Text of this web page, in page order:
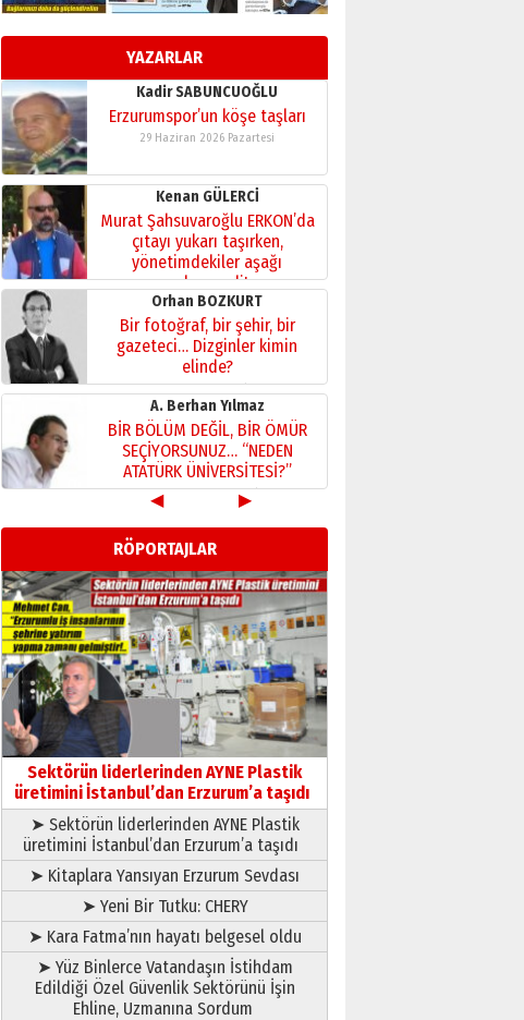
YAZARLAR
Başkan Sekmen’den Erzurum’a
bir vizyon proje daha!
02 Ağustos 2026 Pazar
Kadir SABUNCUOĞLU
Erzurumspor’un köşe taşları
29 Haziran 2026 Pazartesi
Kenan GÜLERCİ
Murat Şahsuvaroğlu ERKON’da
çıtayı yukarı taşırken,
yönetimdekiler aşağı
çekmemeli!
17 Şubat 2026 SalıOrhan BOZKURT
Bir fotoğraf, bir şehir, bir
gazeteci… Dizginler kimin
elinde?
31 Mart 2026 Salı
A. Berhan Yılmaz
BİR BÖLÜM DEĞİL, BİR ÖMÜR
SEÇİYORSUNUZ… “NEDEN
ATATÜRK ÜNİVERSİTESİ?”
28 Temmuz 2026 Salı
Ahmet Gökhan YAZICI
Ahmed Yesevi’den bir
Alperen… ”Reisimiz” idi…
Hakka yürüdü.!
26 Mart 2026 Perşembe
Cem Bakırcı
Ardında bıraktığı hatıralarıyla
gönül adamı Faruk Terzioğlu!
13 Mayıs 2026 Çarşamba
Esat BİNDESEN
Başkan Sekmen’den Erzurum’a
bir vizyon proje daha!
02 Ağustos 2026 Pazar
◀ ▶
RÖPORTAJLAR
Sektörün liderlerinden AYNE Plastik
üretimini İstanbul’dan Erzurum’a taşıdı
➤ Sektörün liderlerinden AYNE Plastik
üretimini İstanbul’dan Erzurum’a taşıdı
➤ Kitaplara Yansıyan Erzurum Sevdası
➤ Yeni Bir Tutku: CHERY
➤ Kara Fatma’nın hayatı belgesel oldu
➤ Yüz Binlerce Vatandaşın İstihdam
Edildiği Özel Güvenlik Sektörünü İşin
Ehline, Uzmanına Sordum